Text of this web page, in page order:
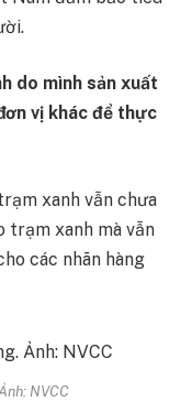
do mình sản xuất
vị khác để thực
xanh vẫn chưa
trạm xanh mà vẫn
các nhãn hàng
NVCC